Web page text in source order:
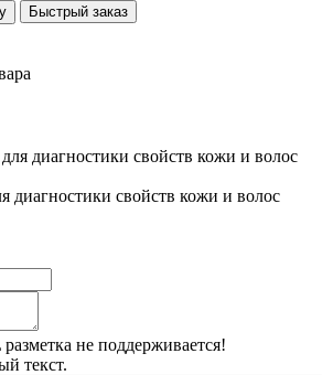
Быстрый заказ
диагностики свойств кожи и волос
не поддерживается!
текст.